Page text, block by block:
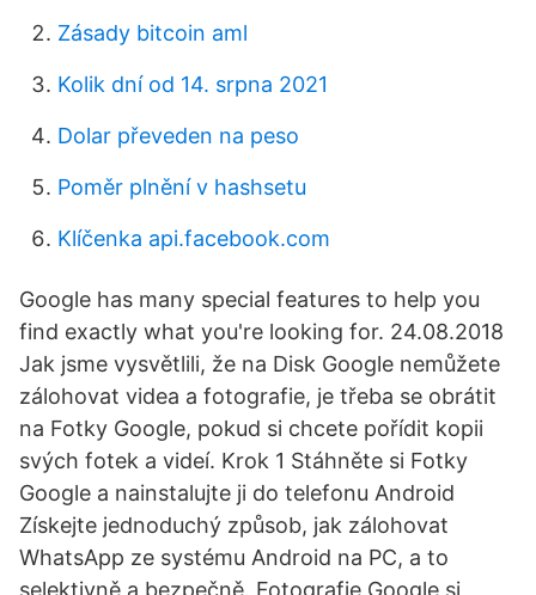
Zásady bitcoin aml
Kolik dní od 14. srpna 2021
Dolar převeden na peso
Poměr plnění v hashsetu
Klíčenka api.facebook.com
Google has many special features to help you
find exactly what you're looking for. 24.08.2018
Jak jsme vysvětlili, že na Disk Google nemůžete
zálohovat videa a fotografie, je třeba se obrátit
na Fotky Google, pokud si chcete pořídit kopii
svých fotek a videí. Krok 1 Stáhněte si Fotky
Google a nainstalujte ji do telefonu Android
Získejte jednoduchý způsob, jak zálohovat
WhatsApp ze systému Android na PC, a to
selektivně a bezpečně. Fotografie Google si